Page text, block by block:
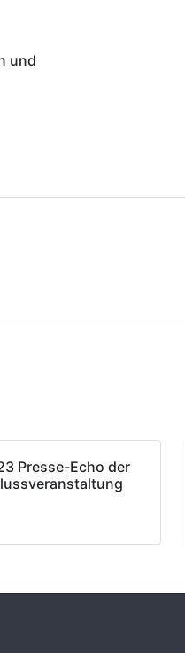
und
Presse-Echo der